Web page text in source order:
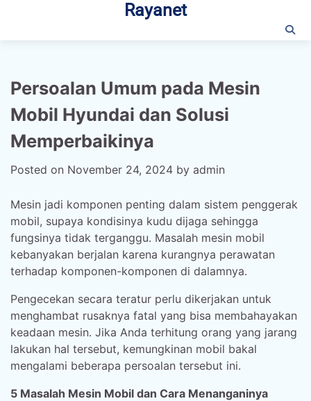
content
Rayanet
Persoalan Umum pada Mesin
Mobil Hyundai dan Solusi
Memperbaikinya
Posted on November 24, 2024 by admin
Mesin jadi komponen penting dalam sistem penggerak
mobil, supaya kondisinya kudu dijaga sehingga
fungsinya tidak terganggu. Masalah mesin mobil
kebanyakan berjalan karena kurangnya perawatan
terhadap komponen-komponen di dalamnya.
Pengecekan secara teratur perlu dikerjakan untuk
menghambat rusaknya fatal yang bisa membahayakan
keadaan mesin. Jika Anda terhitung orang yang jarang
lakukan hal tersebut, kemungkinan mobil bakal
mengalami beberapa persoalan tersebut ini.
5 Masalah Mesin Mobil dan Cara Menanganinya